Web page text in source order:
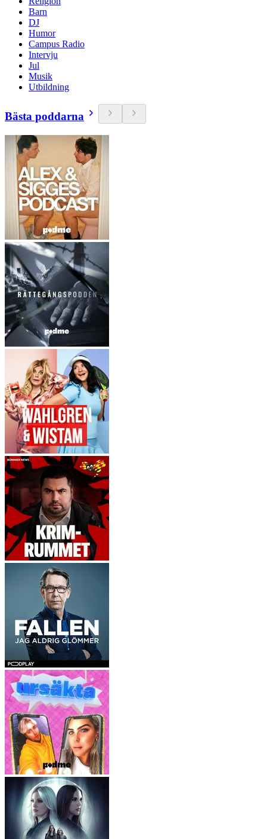
Barn
DJ
Humor
Campus Radio
Intervju
Jul
Musik
Utbildning
Bästa poddarna